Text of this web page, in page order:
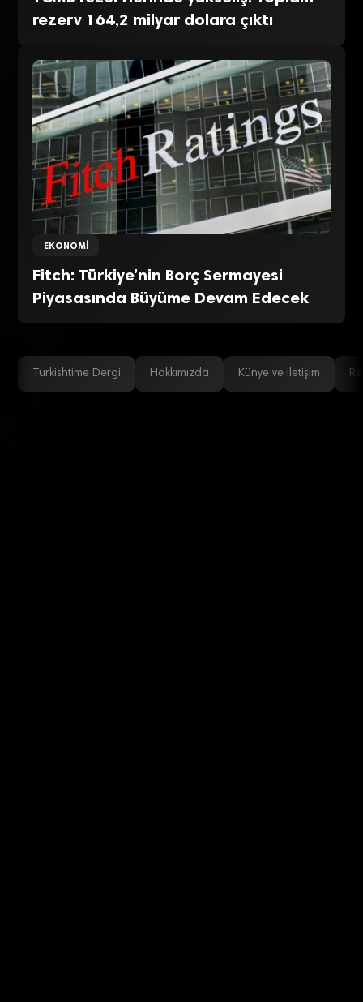
rezerv 164,2 milyar dolara çıktı
EKONOMI
Fitch: Türkiye’nin Borç Sermayesi
Piyasasında Büyüme Devam Edecek
Turkishtime Dergi Hakkımızda Künye ve İletişim